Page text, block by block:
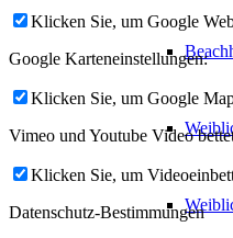
Klicken Sie, um Google
Google Karteneinstellungen:
Klicken Sie, um Google
Vimeo und Youtube Video
Klicken Sie, um
Datenschutz-Bestimmungen